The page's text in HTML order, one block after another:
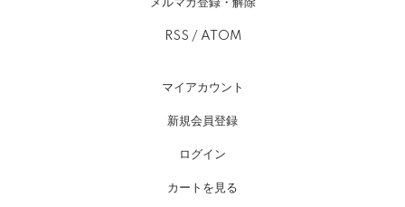
RSS / ATOM
マイアカウント
新規会員登録
ログイン
カートを見る